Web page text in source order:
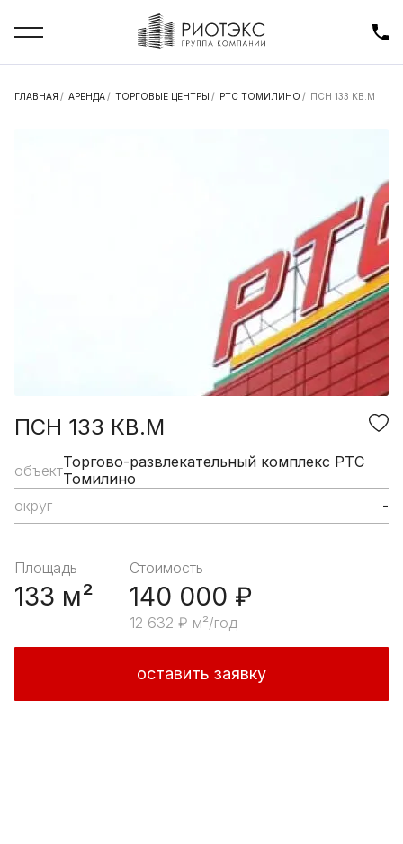
ГЛАВНАЯ / АРЕНДА / ТОРГОВЫЕ ЦЕНТРЫ / РТС ТОМИЛИНО / ПСН 133 КВ.М
ПСН 133 КВ.М
объектТоргово-развлекательный комплекс РТС
Томилино
округ
-
Площадь
133 м²
Стоимость
140 000 ₽
12 632 ₽ м²/год
оставить заявку